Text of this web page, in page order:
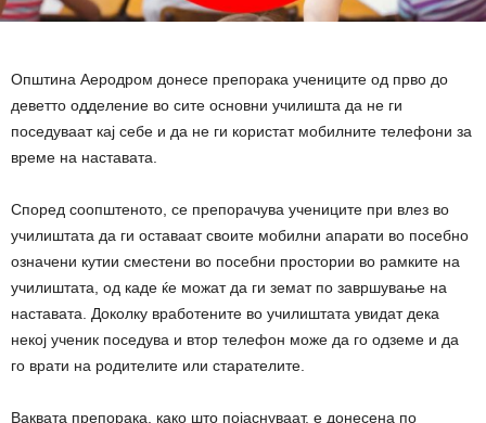
Општина Аеродром донесе препорака учениците од прво до
деветто одделение во сите основни училишта да не ги
поседуваат кај себе и да не ги користат мобилните телефони за
време на наставата.
Според соопштеното, се препорачува учениците при влез во
училиштата да ги оставаат своите мобилни апарати во посебно
означени кутии сместени во посебни простории во рамките на
училиштата, од каде ќе можат да ги земат по завршување на
наставата. Доколку вработените во училиштата увидат дека
некој ученик поседува и втор телефон може да го одземе и да
го врати на родителите или старателите.
Ваквата препорака, како што појаснуваат, е донесена по